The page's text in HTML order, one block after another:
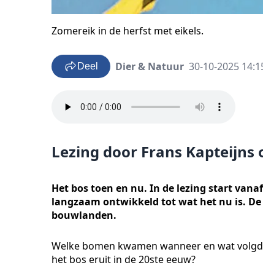
Zomereik in de herfst met eikels.
Deel Dier & Natuur 30-10-2025
Lezing door Frans Kapteijns
Het bos toen en nu. In de lezing start
langzaam ontwikkeld tot wat het nu is.
bouwlanden.
Welke bomen kwamen wanneer en wat
het bos eruit in de 20ste eeuw?